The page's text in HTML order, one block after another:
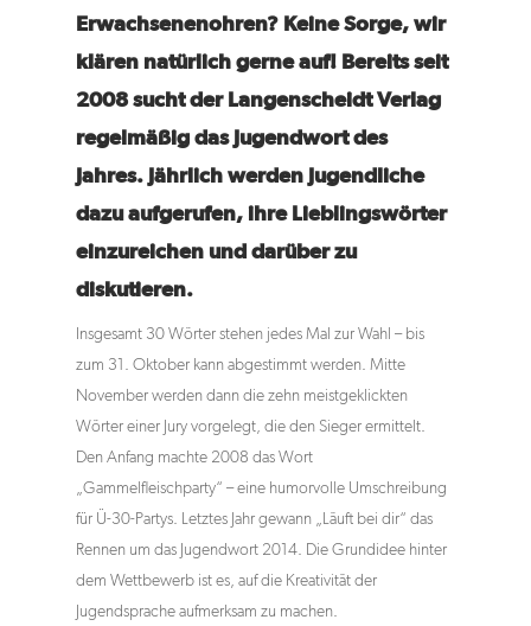
Erwachsenenohren? Keine Sorge, wir
klären natürlich gerne auf! Bereits seit
2008 sucht der Langenscheidt Verlag
regelmäßig das Jugendwort des
Jahres. Jährlich werden Jugendliche
dazu aufgerufen, ihre Lieblingswörter
einzureichen und darüber zu
diskutieren.
Insgesamt 30 Wörter stehen jedes Mal zur Wahl – bis
zum 31. Oktober kann abgestimmt werden. Mitte
November werden dann die zehn meistgeklickten
Wörter einer Jury vorgelegt, die den Sieger ermittelt.
Den Anfang machte 2008 das Wort
„Gammelfleischparty“ – eine humorvolle Umschreibung
für Ü-30-Partys. Letztes Jahr gewann „Läuft bei dir“ das
Rennen um das Jugendwort 2014. Die Grundidee hinter
dem Wettbewerb ist es, auf die Kreativität der
Jugendsprache aufmerksam zu machen.